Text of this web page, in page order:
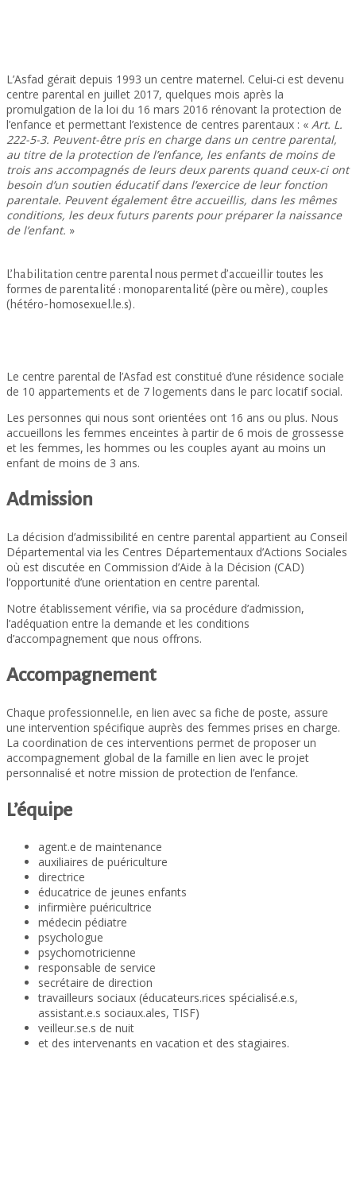
L’Asfad gérait depuis 1993 un centre maternel. Celui-ci est devenu
centre parental en juillet 2017, quelques mois après la
promulgation de la loi du 16 mars 2016 rénovant la protection de
l’enfance et permettant l’existence de centres parentaux : « Art. L.
222-5-3. Peuvent-être pris en charge dans un centre parental,
au titre de la protection de l’enfance, les enfants de moins de
trois ans accompagnés de leurs deux parents quand ceux-ci ont
besoin d’un soutien éducatif dans l’exercice de leur fonction
parentale. Peuvent également être accueillis, dans les mêmes
conditions, les deux futurs parents pour préparer la naissance
de l’enfant. »
L’habilitation centre parental nous permet d’accueillir toutes les
formes de parentalité : monoparentalité (père ou mère), couples
(hétéro-homosexuel.le.s).
Le centre parental de l’Asfad est constitué d’une résidence sociale
de 10 appartements et de 7 logements dans le parc locatif social.
Les personnes qui nous sont orientées ont 16 ans ou plus. Nous
accueillons les femmes enceintes à partir de 6 mois de grossesse
et les femmes, les hommes ou les couples ayant au moins un
enfant de moins de 3 ans.
Admission
La décision d’admissibilité en centre parental appartient au Conseil
Départemental via les Centres Départementaux d’Actions Sociales
où est discutée en Commission d’Aide à la Décision (CAD)
l’opportunité d’une orientation en centre parental.
Notre établissement vérifie, via sa procédure d’admission,
l’adéquation entre la demande et les conditions
d’accompagnement que nous offrons.
Accompagnement
Chaque professionnel.le, en lien avec sa fiche de poste, assure
une intervention spécifique auprès des femmes prises en charge.
La coordination de ces interventions permet de proposer un
accompagnement global de la famille en lien avec le projet
personnalisé et notre mission de protection de l’enfance.
L’équipe
agent.e de maintenance
auxiliaires de puériculture
directrice
éducatrice de jeunes enfants
infirmière puéricultrice
médecin pédiatre
psychologue
psychomotricienne
responsable de service
secrétaire de direction
travailleurs sociaux (éducateurs.rices spécialisé.e.s,
assistant.e.s sociaux.ales, TISF)
veilleur.se.s de nuit
et des intervenants en vacation et des stagiaires.